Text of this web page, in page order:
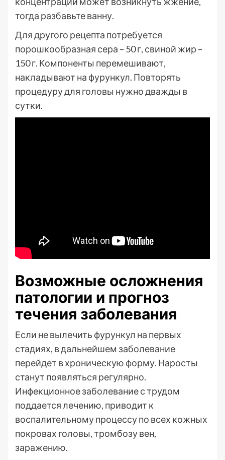
тогда разбавьте ванну.
Для другого рецепта потребуется
порошкообразная сера – 50 г, свиной жир –
150 г. Компоненты перемешивают,
накладывают на фурункул. Повторять
процедуру для головы нужно дважды в
сутки.
Возможные осложнения
патологии и прогноз
течения заболевания
Если не вылечить фурункул на первых
стадиях, в дальнейшем заболевание
перейдет в хроническую форму. Наросты
станут появляться регулярно.
Инфекционное заболевание с трудом
поддается лечению, приводит к
воспалительному процессу по всех кожных
покровах головы, тромбозу вен,
заражению.